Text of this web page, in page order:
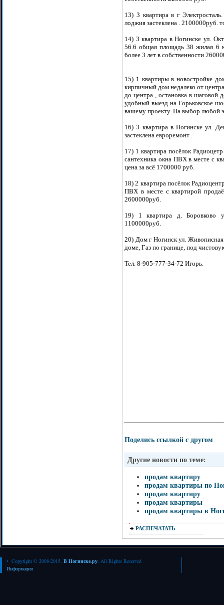
13) 3 квартира в г
лоджия застеклена . 2100000руб.
14) 3 квартира в Ногинске ул.
56.6 общая площадь 38 жилая 6
более 3 лет в собственности
15) 1 квартиры в новостройке
кирпичный дом недалеко от
до центра , остановка в шаговой
удобный выезд на Горьковское
вашему проекту. На выбор любой
16) 3 квартира в Ногинске ул.
застеклена евроремонт .
17) 1 квартира посёлок
сантехника окна ПВХ в месте с
цена за всё 1700000 руб.
18) 2 квартира посёлок
ПВХ в месте с квартирой
2600000руб.
19) 1 квартира д. Боровково
1100000руб.
20) Дом г Ногинск ул.
доме, Газ по границе, под
Тел. 8-905-777-34-72 Игорь.
Поделись ссылкой с другом
Другие новости по теме:
продам квартиру
продам квартиры по
продам квартиру
продам квартиры
продам квартиры в
РАСПЕЧАТАТЬ
• Copyright © 2008-2015. В Ногинске.ру. All Rights Reserved
Информация